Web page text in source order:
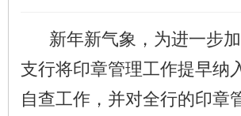
新年新气象，为进一步加
支行将印章管理工作提早纳
自查工作，并对全行的印章